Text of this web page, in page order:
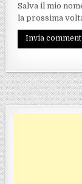
Salva il mio
la prossima